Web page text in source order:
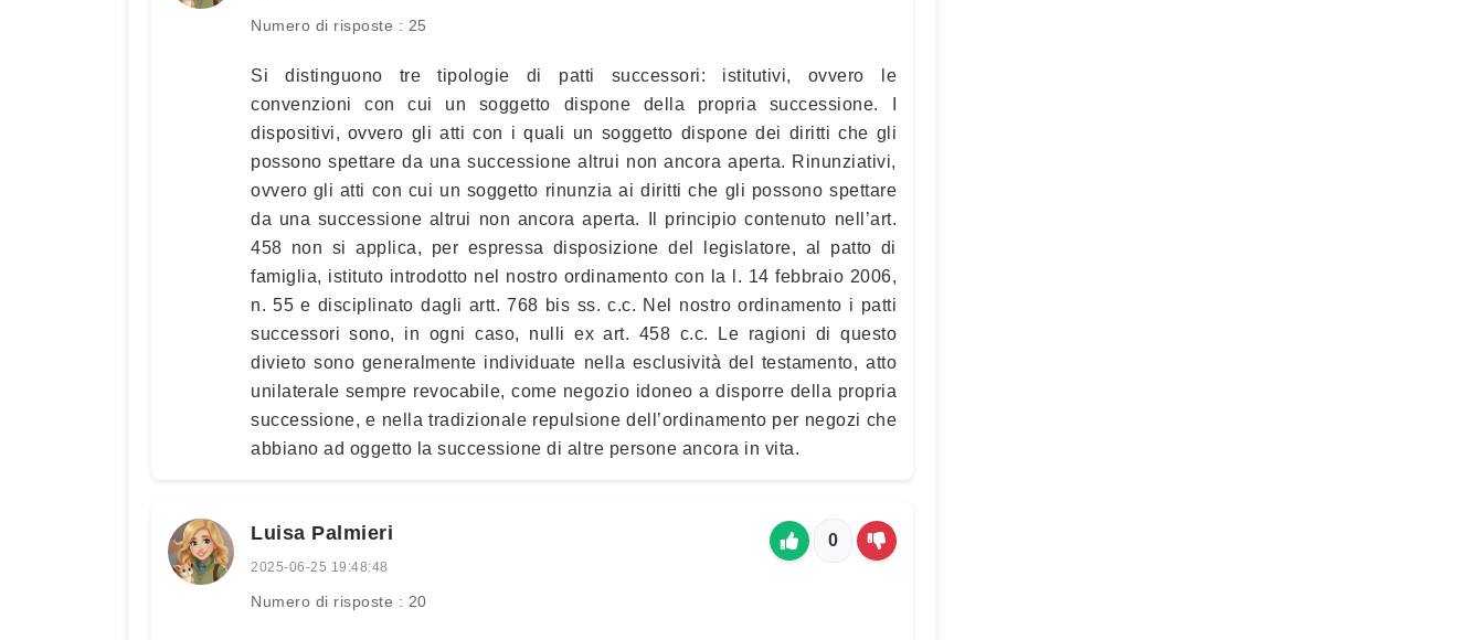
Numero di risposte : 25
Si distinguono tre tipologie di patti successori: istitutivi, ovvero le
convenzioni con cui un soggetto dispone della propria successione. I
dispositivi, ovvero gli atti con i quali un soggetto dispone dei diritti che gli
possono spettare da una successione altrui non ancora aperta. Rinunziativi,
ovvero gli atti con cui un soggetto rinunzia ai diritti che gli possono spettare
da una successione altrui non ancora aperta. Il principio contenuto nell’art.
458 non si applica, per espressa disposizione del legislatore, al patto di
famiglia, istituto introdotto nel nostro ordinamento con la l. 14 febbraio 2006,
n. 55 e disciplinato dagli artt. 768 bis ss. c.c. Nel nostro ordinamento i patti
successori sono, in ogni caso, nulli ex art. 458 c.c. Le ragioni di questo
divieto sono generalmente individuate nella esclusività del testamento, atto
unilaterale sempre revocabile, come negozio idoneo a disporre della propria
successione, e nella tradizionale repulsione dell’ordinamento per negozi che
abbiano ad oggetto la successione di altre persone ancora in vita.
Luisa Palmieri
2025-06-25 19:48:48
Numero di risposte : 20
0